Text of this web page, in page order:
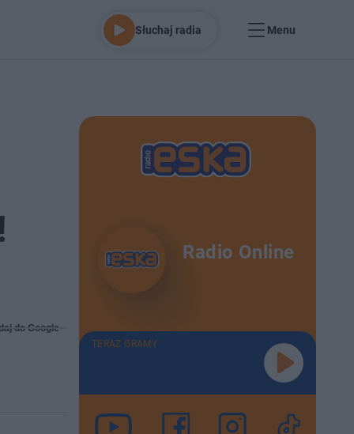
Słuchaj radia Menu
do Google
Radio Online
TERAZ GRAMY